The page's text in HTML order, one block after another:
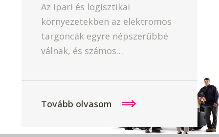
Az ipari és logisztikai
környezetekben az elektromos
targoncák egyre népszerűbbé
válnak, és számos…
Tovább olvasom